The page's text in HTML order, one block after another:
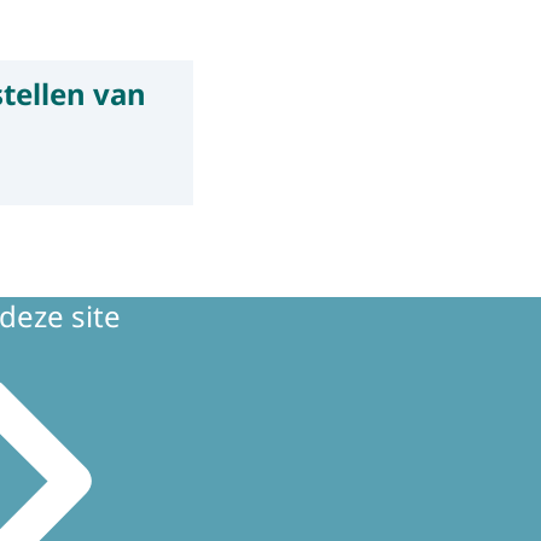
van
site